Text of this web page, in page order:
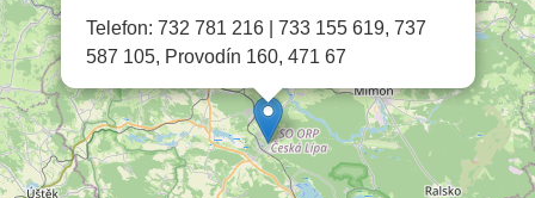
Telefon: 732 781 216 | 733 155 619, 737
587 105, Provodín 160, 471 67